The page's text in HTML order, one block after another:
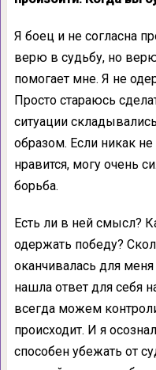
Я боец и не согласна
верю в судьбу, но
помогает мне. Я не
Просто стараюсь
ситуации
образом. Если никак
нравится, могу очень
борьба.
Есть ли в ней смысл?
одержать победу?
оканчивалась для
нашла ответ для себя
всегда можем
происходит. И я
способен убежать от